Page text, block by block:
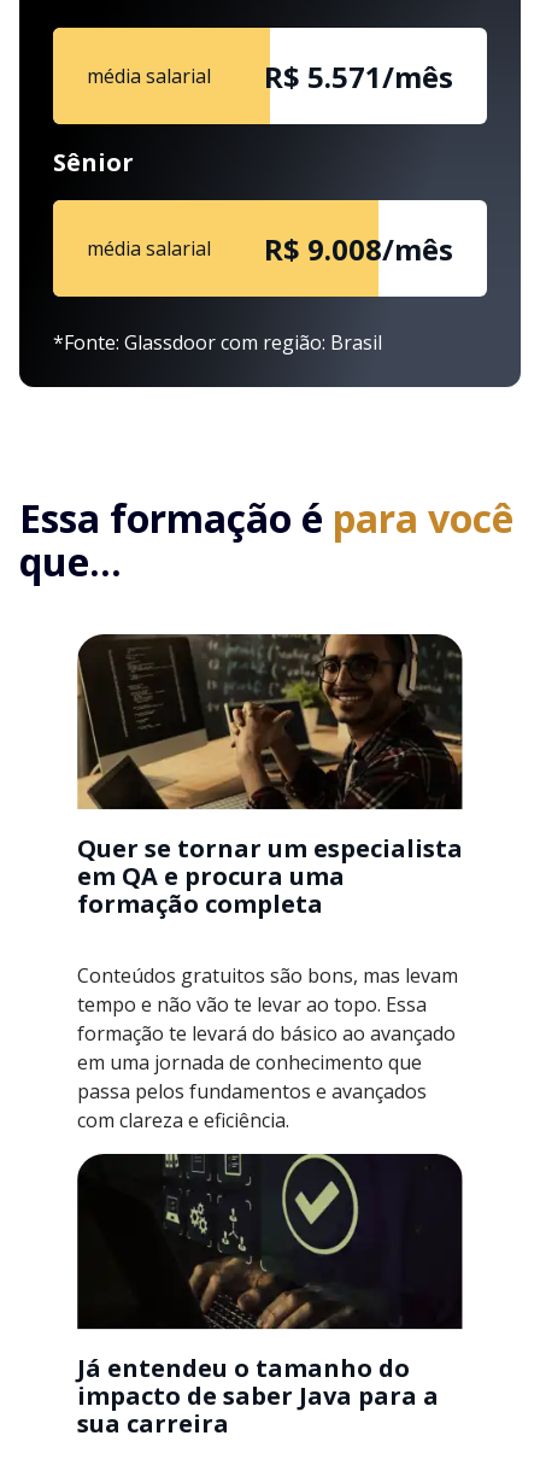
média salarial R$ 5.571/mês
Sênior
média salarial R$ 9.008/mês
*Fonte: Glassdoor com região: Brasil
Essa formação é para você
que...
Quer se tornar um especialista
em QA e procura uma
formação completa
Conteúdos gratuitos são bons, mas levam
tempo e não vão te levar ao topo. Essa
formação te levará do básico ao avançado
em uma jornada de conhecimento que
passa pelos fundamentos e avançados
com clareza e eficiência.
Já entendeu o tamanho do
impacto de saber Java para a
sua carreira